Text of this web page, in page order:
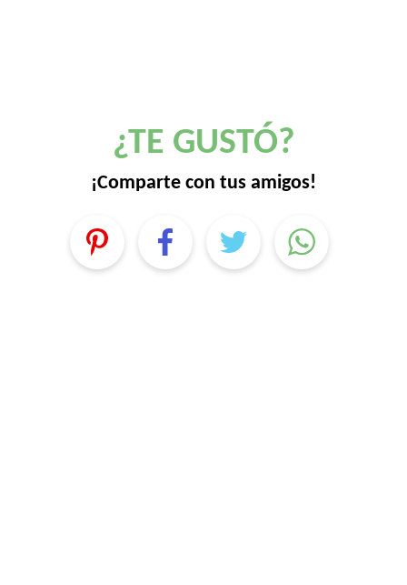
¿TE GUSTÓ?
¡Comparte con tus amigos!